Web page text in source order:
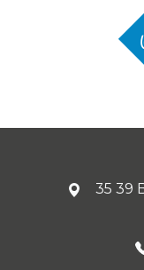
35 39